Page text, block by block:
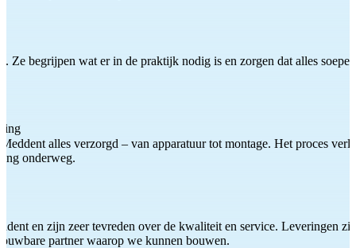
Ze begrijpen wat er in de praktijk nodig is en zorgen dat alles
alles verzorgd – van apparatuur tot montage. Het proces
onderweg.
en zijn zeer tevreden over de kwaliteit en service. Leveringen
partner waarop we kunnen bouwen.